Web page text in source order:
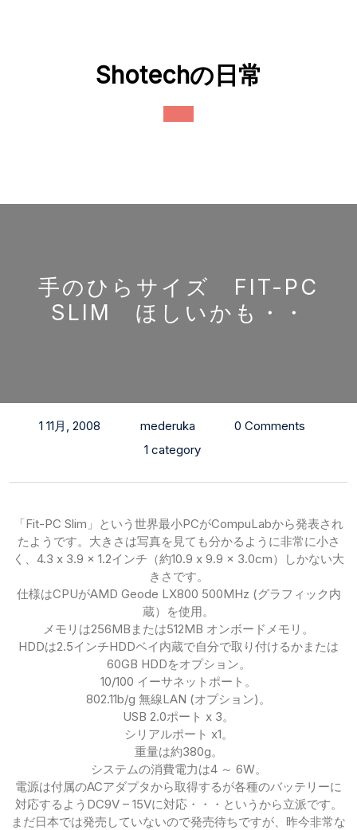
Shotechの日常
手のひらサイズ FIT-PC
SLIM ほしいかも・・
1 11月, 2008 mederuka
0 Comments
1 category
「Fit-PC Slim」という世界最小PCがCompuLabから発表され
たようです。大きさは写真を見ても分かるように非常に小さ
く、4.3 x 3.9 x 1.2インチ（約10.9 x 9.9 x 3.0cm）しかない大
きさです。
仕様はCPUがAMD Geode LX800 500MHz (グラフィック内
蔵）を使用。
メモリは256MBまたは512MB オンボードメモリ。
HDDは2.5インチHDDベイ内蔵で自分で取り付けるかまたは
60GB HDDをオプション。
10/100 イーサネットポート。
802.11b/g 無線LAN (オプション)。
USB 2.0ポート x 3。
シリアルポート x1。
重量は約380g。
システムの消費電力は4 ～ 6W。
電源は付属のACアダプタから取得するが各種のバッテリーに
対応するようDC9V – 15Vに対応・・・というから立派です。
まだ日本では発売していないので発売待ちですが、昨今非常な